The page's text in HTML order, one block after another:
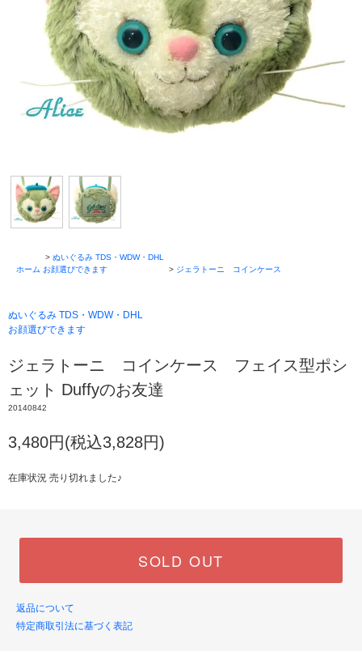
ホーム
> ぬいぐるみ TDS・WDW・DHL
お顔選びできます
> ジェラトーニ コインケース
ぬいぐるみ TDS・WDW・DHL
お顔選びできます
ジェラトーニ コインケース フェイス型ポシ
ェット Duffyのお友達
20140842
3,480円(税込3,828円)
在庫状況 売り切れました♪
SOLD OUT
返品について
特定商取引法に基づく表記